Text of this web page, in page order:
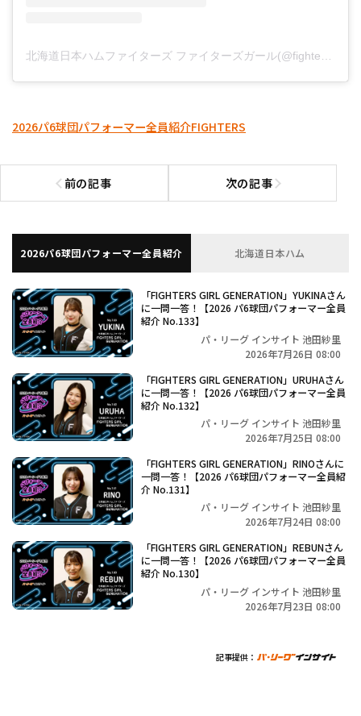
北海道日本ハムファイターズ ファイターズガール(@fightersgirl_official)がシェアした投稿
2026パ6球団パフォーマー全員紹介FIGHTERS
前の記事
前の記事へ 次の記事次の記事へ
2026パ6球団パフォーマー全員紹介 北海道日本ハム
「FIGHTERS GIRL GENERATION」YUKINAさん
に一問一答！【2026 パ6球団パフォーマー全員
紹介 No.133】
パ・リーグ インサイト 池田紗里
2026年7月26日 08:00
「FIGHTERS GIRL GENERATION」URUHAさん
に一問一答！【2026 パ6球団パフォーマー全員
紹介 No.132】
パ・リーグ インサイト 池田紗里
2026年7月25日 08:00
「FIGHTERS GIRL GENERATION」RINOさんに
一問一答！【2026 パ6球団パフォーマー全員紹
介 No.131】
パ・リーグ インサイト 池田紗里
2026年7月24日 08:00
「FIGHTERS GIRL GENERATION」REBUNさん
に一問一答！【2026 パ6球団パフォーマー全員
紹介 No.130】
パ・リーグ インサイト 池田紗里
2026年7月23日 08:00
記事提供：